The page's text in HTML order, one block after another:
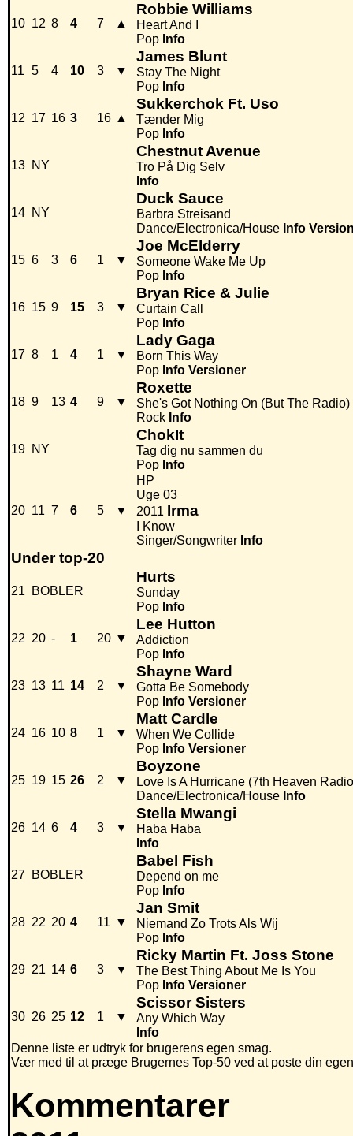
10 12 8 4 7 ▲
Robbie Williams
Heart And I
Pop Info
11 5 4 10 3 ▼
James Blunt
Stay The Night
Pop Info
12 17 16 3 16 ▲
Sukkerchok Ft. Uso
Tænder Mig
Pop Info
13 NY
Chestnut Avenue
Tro På Dig Selv
Info
14 NY
Duck Sauce
Barbra Streisand
Dance/Electronica/House Info
15 6 3 6 1 ▼
Joe McElderry
Someone Wake Me Up
Pop Info
16 15 9 15 3 ▼
Bryan Rice & Julie
Curtain Call
Pop Info
17 8 1 4 1 ▼
Lady Gaga
Born This Way
Pop Info Versioner
18 9 13 4 9 ▼
Roxette
She's Got Nothing On (But The Radio)
Rock Info
19 NY
ChokIt
Tag dig nu sammen du
Pop Info
20 11 7 6 5 ▼
HP
Uge 03
2011 Irma
I Know
Singer/Songwriter Info
Under top-20
21 BOBLER
Hurts
Sunday
Pop Info
22 20 - 1 20 ▼
Lee Hutton
Addiction
Pop Info
23 13 11 14 2 ▼
Shayne Ward
Gotta Be Somebody
Pop Info Versioner
24 16 10 8 1 ▼
Matt Cardle
When We Collide
Pop Info Versioner
25 19 15 26 2 ▼
Boyzone
Love Is A Hurricane (7th Heaven
Dance/Electronica/House Info
26 14 6 4 3 ▼
Stella Mwangi
Haba Haba
Info
27 BOBLER
Babel Fish
Depend on me
Pop Info
28 22 20 4 11 ▼
Jan Smit
Niemand Zo Trots Als Wij
Pop Info
29 21 14 6 3 ▼
Ricky Martin Ft. Joss Stone
The Best Thing About Me Is You
Pop Info Versioner
30 26 25 12 1 ▼
Scissor Sisters
Any Which Way
Info
Denne liste er udtryk for brugerens egen smag.
Vær med til at præge Brugernes Top-50 ved at poste din
Kommentarer